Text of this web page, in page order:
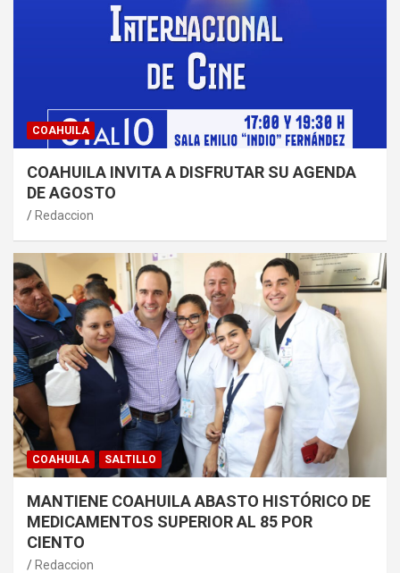
COAHUILA
COAHUILA INVITA A DISFRUTAR SU AGENDA
DE AGOSTO
Redaccion
COAHUILA SALTILLO
MANTIENE COAHUILA ABASTO HISTÓRICO DE
MEDICAMENTOS SUPERIOR AL 85 POR
CIENTO
Redaccion